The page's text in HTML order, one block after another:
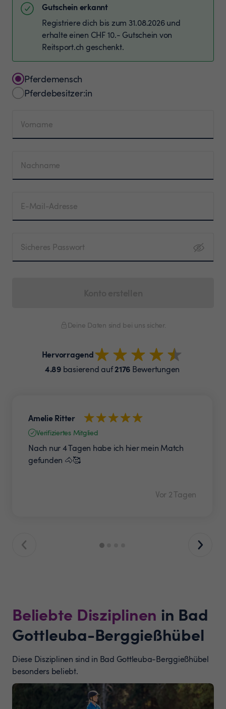
Gutschein erkannt
Registriere dich bis zum 31.08.2026 und
erhalte einen CHF 10.- Gutschein von
Reitsport.ch geschenkt.
Pferdemensch
Pferdebesitzer:in
Vorname
Nachname
E-Mail-Adresse
Sicheres Passwort
Deine Daten sind bei uns sicher.
Hervorragend
4.89basierend auf2176 Bewertungen
Amelie Ritter
Verifiziertes Mitglied
Nach nur 4 Tagen habe ich hier mein Match
gefunden 🐴🥰
Vor 2 Tagen
Beliebte Disziplinen in Bad
Gottleuba-Berggießhübel
Diese Disziplinen sind in Bad Gottleuba-Berggießhübel
besonders beliebt.